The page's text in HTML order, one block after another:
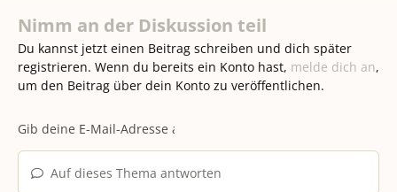
Nimm an der Diskussion teil
Du kannst jetzt einen Beitrag schreiben und dich später
registrieren. Wenn du bereits ein Konto hast, melde dich an,
um den Beitrag über dein Konto zu veröffentlichen.
Auf dieses Thema antworten